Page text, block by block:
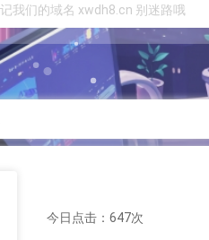
今日点击：647次